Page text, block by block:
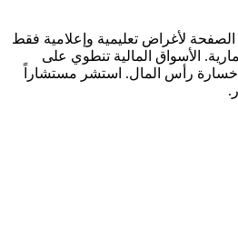
لأغراض تعليمية وإعلامية فقط
الأسواق المالية تنطوي على
رأس المال. استشر مستشاراً